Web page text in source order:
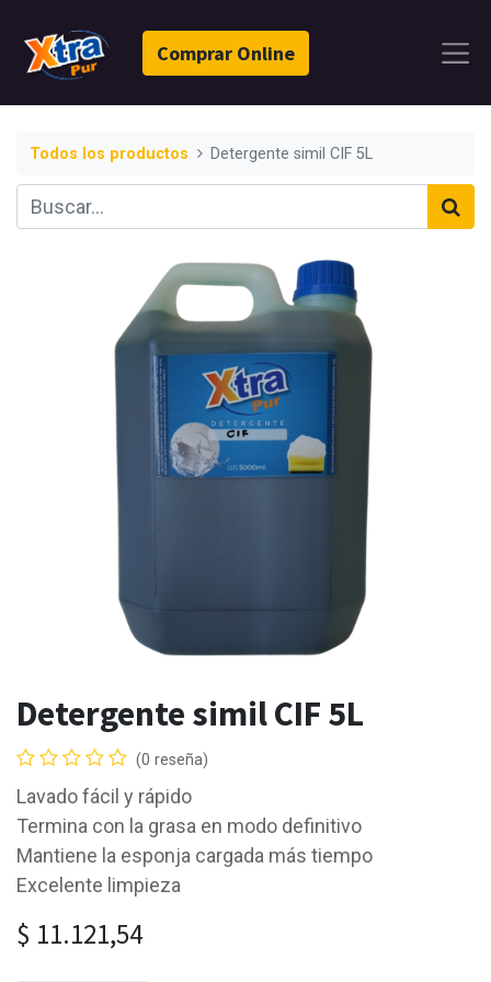
Comprar Online
Todos los productos Detergente simil CIF 5L
Detergente simil CIF 5L
(0 reseña)
Lavado fácil y rápido
Termina con la grasa en modo definitivo
Mantiene la esponja cargada más tiempo
Excelente limpieza
$ 11.121,54